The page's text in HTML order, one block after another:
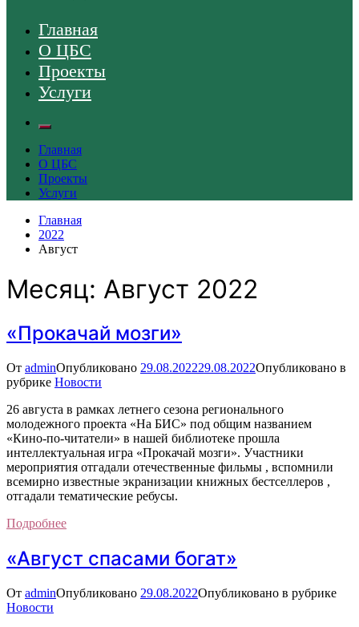
Главная
О ЦБС
Проекты
Услуги
Главная
О ЦБС
Проекты
Услуги
Главная
2022
Август
Месяц: Август 2022
«Прокачай мозги»
От adminОпубликовано 29.08.202229.08.2022Опубликовано в
рубрике Новости
26 августа в рамках летнего сезона регионального
молодежного проекта «На БИС» под общим названием
«Кино-по-читатели» в нашей библиотеке прошла
интеллектуальная игра «Прокачай мозги». Участники
мероприятия отгадали отечественные фильмы , вспомнили
всемирно известные экранизации книжных бестселлеров ,
отгадали тематические ребусы.
Подробнее
«Август спасами богат»
От adminОпубликовано 29.08.2022Опубликовано в рубрике
Новости